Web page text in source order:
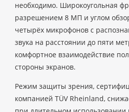
необходимо. Широкоугольная
разрешением 8 МП и углом
четырёх микрофонов с
звука на расстоянии до пяти
комфортное взаимодействие
стороны экранов.
Режим защиты зрения,
компанией TÜV Rheinland,